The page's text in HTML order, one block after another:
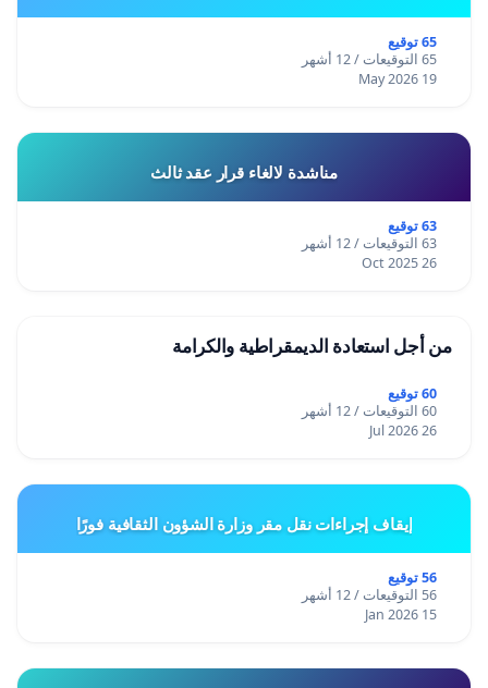
65 توقيع
65 التوقيعات / 12 أشهر
19 May 2026
مناشدة لالغاء قرار عقد ثالث
63 توقيع
63 التوقيعات / 12 أشهر
26 Oct 2025
من أجل استعادة الديمقراطية والكرامة
60 توقيع
60 التوقيعات / 12 أشهر
26 Jul 2026
إيقاف إجراءات نقل مقر وزارة الشؤون الثقافية فورًا
56 توقيع
56 التوقيعات / 12 أشهر
15 Jan 2026